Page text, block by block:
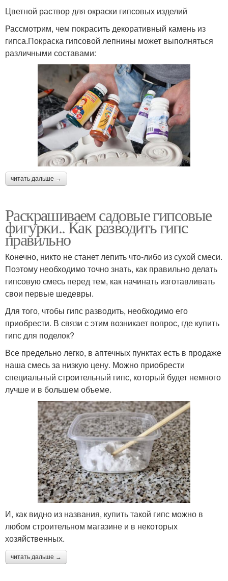
Цветной раствор для окраски гипсовых изделий
Рассмотрим, чем покрасить декоративный камень из
гипса.Покраска гипсовой лепнины может выполняться
различными составами:
читать дальше →
Раскрашиваем садовые гипсовые
фигурки.. Как разводить гипс
правильно
Конечно, никто не станет лепить что-либо из сухой смеси.
Поэтому необходимо точно знать, как правильно делать
гипсовую смесь перед тем, как начинать изготавливать
свои первые шедевры.
Для того, чтобы гипс разводить, необходимо его
приобрести. В связи с этим возникает вопрос, где купить
гипс для поделок?
Все предельно легко, в аптечных пунктах есть в продаже
наша смесь за низкую цену. Можно приобрести
специальный строительный гипс, который будет немного
лучше и в большем объеме.
И, как видно из названия, купить такой гипс можно в
любом строительном магазине и в некоторых
хозяйственных.
читать дальше →